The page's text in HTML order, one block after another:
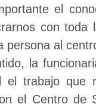
el
con toda
persona al
la
el trabajo que
el Centro de